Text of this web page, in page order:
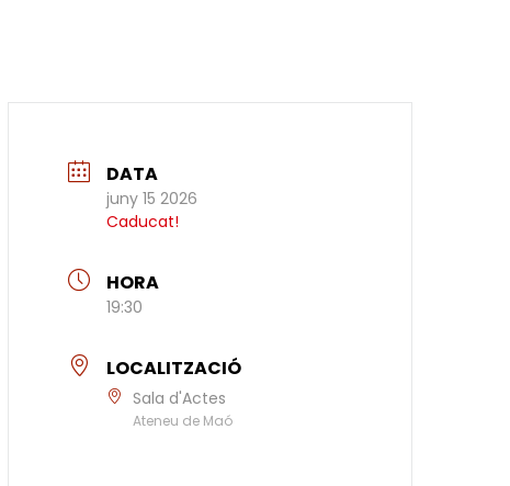
DATA
juny 15 2026
Caducat!
HORA
19:30
LOCALITZACIÓ
Sala d'Actes
Ateneu de Maó